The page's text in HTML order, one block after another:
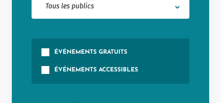
Tous les publics
ÉVÉNEMENTS GRATUITS
ÉVÉNEMENTS ACCESSIBLES